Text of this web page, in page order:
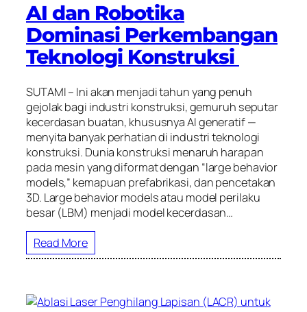
AI dan Robotika
Dominasi Perkembangan
Teknologi Konstruksi
SUTAMI – Ini akan menjadi tahun yang penuh
gejolak bagi industri konstruksi, gemuruh seputar
kecerdasan buatan, khususnya AI generatif —
menyita banyak perhatian di industri teknologi
konstruksi. Dunia konstruksi menaruh harapan
pada mesin yang diformat dengan “large behavior
models,” kemapuan prefabrikasi, dan pencetakan
3D. Large behavior models atau model perilaku
besar (LBM) menjadi model kecerdasan…
Read More